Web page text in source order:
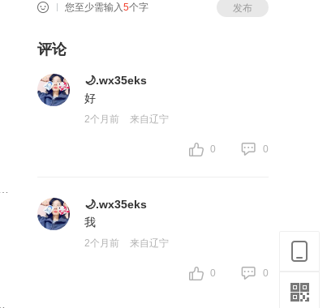
您至少需输入 5个字 发布
评论
🌙.wx35eks
好
2个月前 来自辽宁
0 0
🌙.wx35eks
我
2个月前 来自辽宁
0 0